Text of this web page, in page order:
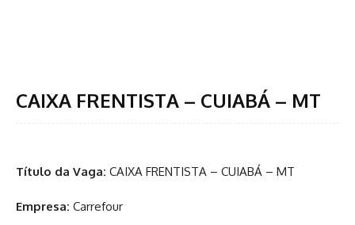
CAIXA FRENTISTA – CUIABÁ – MT
Título da Vaga: CAIXA FRENTISTA – CUIABÁ – MT
Empresa: Carrefour